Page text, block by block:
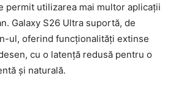
permit utilizarea mai multor aplicații
Galaxy S26 Ultra suportă, de
ul, oferind funcționalități extinse
cu o latență redusă pentru o
și naturală.